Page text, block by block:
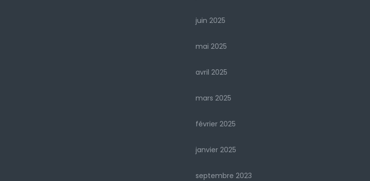
juin 2025
mai 2025
avril 2025
mars 2025
février 2025
janvier 2025
septembre 2023